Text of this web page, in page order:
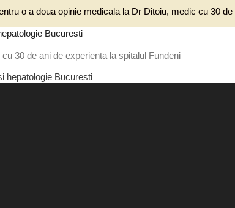
o a doua opinie medicala la Dr Ditoiu, medic cu 30
Bucuresti
30 de ani de experienta la spitalul Fundeni